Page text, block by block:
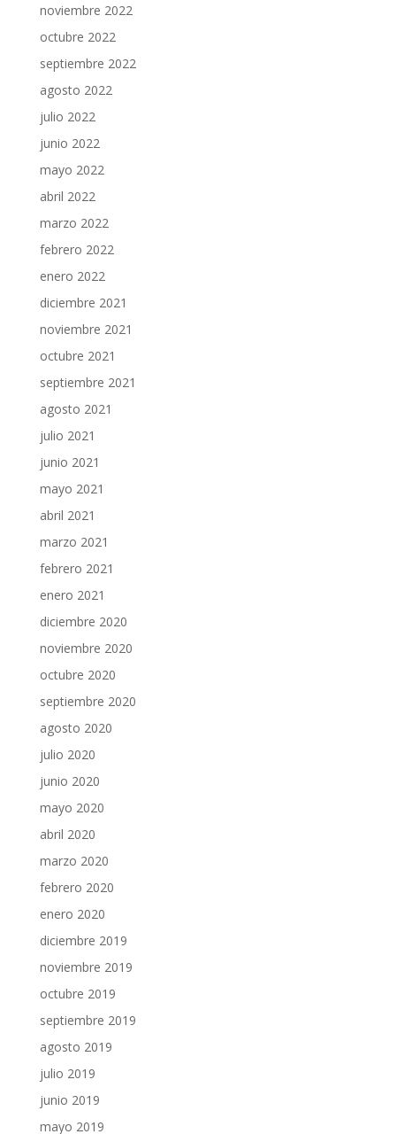
noviembre 2022
octubre 2022
septiembre 2022
agosto 2022
julio 2022
junio 2022
mayo 2022
abril 2022
marzo 2022
febrero 2022
enero 2022
diciembre 2021
noviembre 2021
octubre 2021
septiembre 2021
agosto 2021
julio 2021
junio 2021
mayo 2021
abril 2021
marzo 2021
febrero 2021
enero 2021
diciembre 2020
noviembre 2020
octubre 2020
septiembre 2020
agosto 2020
julio 2020
junio 2020
mayo 2020
abril 2020
marzo 2020
febrero 2020
enero 2020
diciembre 2019
noviembre 2019
octubre 2019
septiembre 2019
agosto 2019
julio 2019
junio 2019
mayo 2019